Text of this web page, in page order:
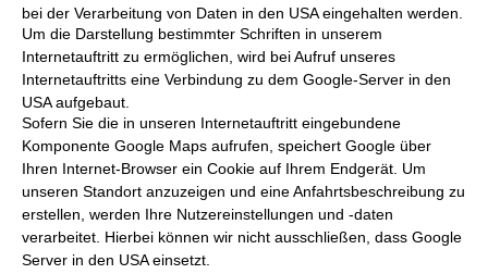
bei der Verarbeitung von Daten in den USA eingehalten werden.
Um die Darstellung bestimmter Schriften in unserem
Internetauftritt zu ermöglichen, wird bei Aufruf unseres
Internetauftritts eine Verbindung zu dem Google-Server in den
USA aufgebaut.
Sofern Sie die in unseren Internetauftritt eingebundene
Komponente Google Maps aufrufen, speichert Google über
Ihren Internet-Browser ein Cookie auf Ihrem Endgerät. Um
unseren Standort anzuzeigen und eine Anfahrtsbeschreibung zu
erstellen, werden Ihre Nutzereinstellungen und -daten
verarbeitet. Hierbei können wir nicht ausschließen, dass Google
Server in den USA einsetzt.